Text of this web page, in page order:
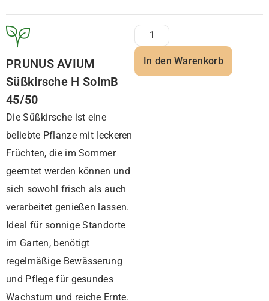
PRUNUS AVIUM
Süßkirsche H SolmB
45/50
Die Süßkirsche ist eine
beliebte Pflanze mit leckeren
Früchten, die im Sommer
geerntet werden können und
sich sowohl frisch als auch
verarbeitet genießen lassen.
Ideal für sonnige Standorte
im Garten, benötigt
regelmäßige Bewässerung
und Pflege für gesundes
Wachstum und reiche Ernte.
In den Warenkorb